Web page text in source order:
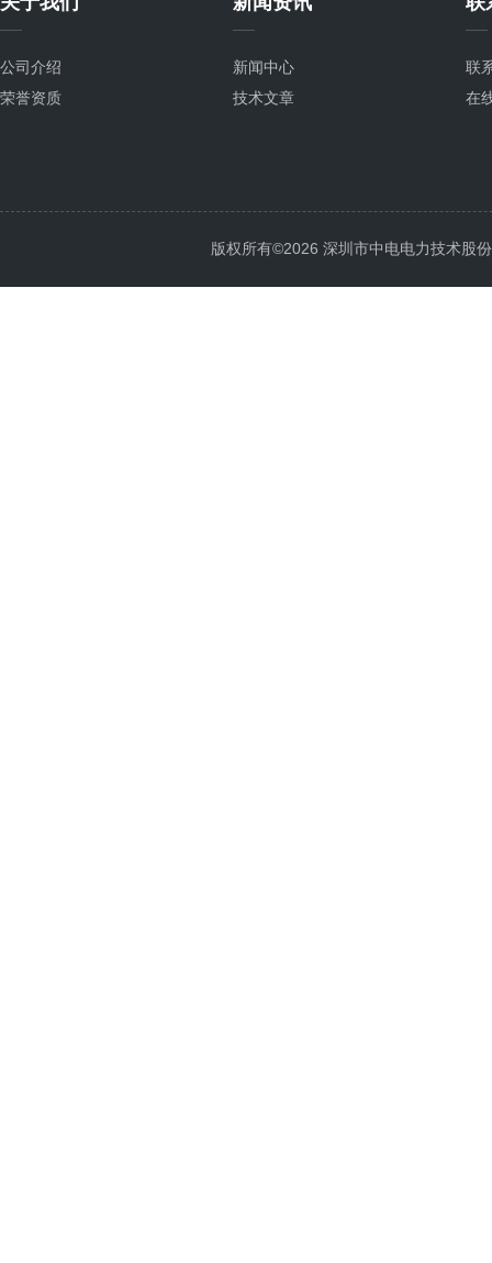
公司介绍
荣誉资质
新闻中心
技术文章
联
在
版权所有©2026 深圳市中电电力技术股